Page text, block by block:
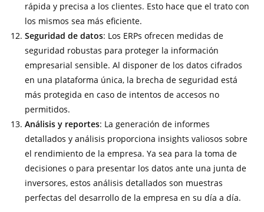
rápida y precisa a los clientes. Esto hace que el trato con
los mismos sea más eficiente.
Seguridad de datos: Los ERPs ofrecen medidas de
seguridad robustas para proteger la información
empresarial sensible. Al disponer de los datos cifrados
en una plataforma única, la brecha de seguridad está
más protegida en caso de intentos de accesos no
permitidos.
Análisis y reportes: La generación de informes
detallados y análisis proporciona insights valiosos sobre
el rendimiento de la empresa. Ya sea para la toma de
decisiones o para presentar los datos ante una junta de
inversores, estos análisis detallados son muestras
perfectas del desarrollo de la empresa en su día a día.